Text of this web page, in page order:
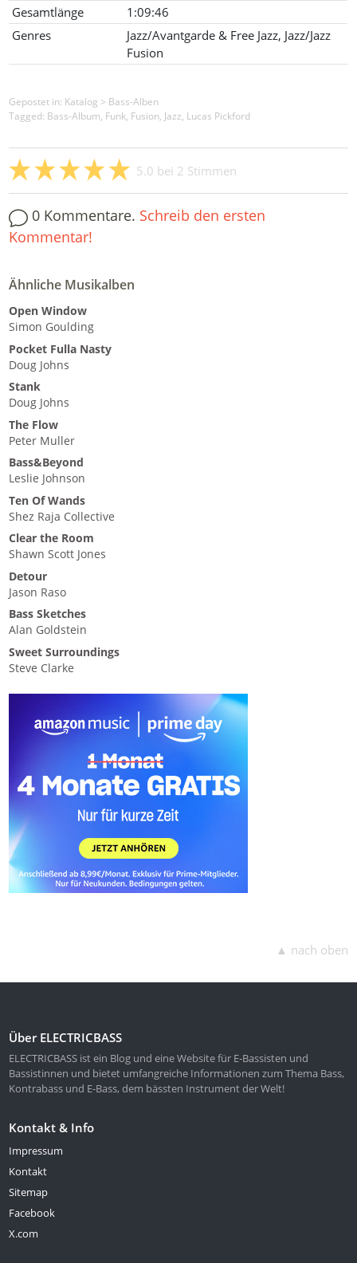
Gesamtlänge
1:09:46
Genres
Jazz/Avantgarde & Free Jazz, Jazz/Jazz
Fusion
Gepostet in: Katalog > Bass-Alben
Tagged: Bass-Album, Funk, Fusion, Jazz, Lucas Pickford
5.0 bei 2 Stimmen
0 Kommentare. Schreib den ersten
Kommentar!
Ähnliche Musikalben
Open Window
Simon Goulding
Pocket Fulla Nasty
Doug Johns
Stank
Doug Johns
The Flow
Peter Muller
Bass&Beyond
Leslie Johnson
Ten Of Wands
Shez Raja Collective
Clear the Room
Shawn Scott Jones
Detour
Jason Raso
Bass Sketches
Alan Goldstein
Sweet Surroundings
Steve Clarke
▲ nach oben
Über ELECTRICBASS
ELECTRICBASS ist ein Blog und eine Website für E-Bassisten und
Bassistinnen und bietet umfangreiche Informationen zum Thema Bass,
Kontrabass und E-Bass, dem bässten Instrument der Welt!
Kontakt & Info
Impressum
Kontakt
Sitemap
Facebook
X.com